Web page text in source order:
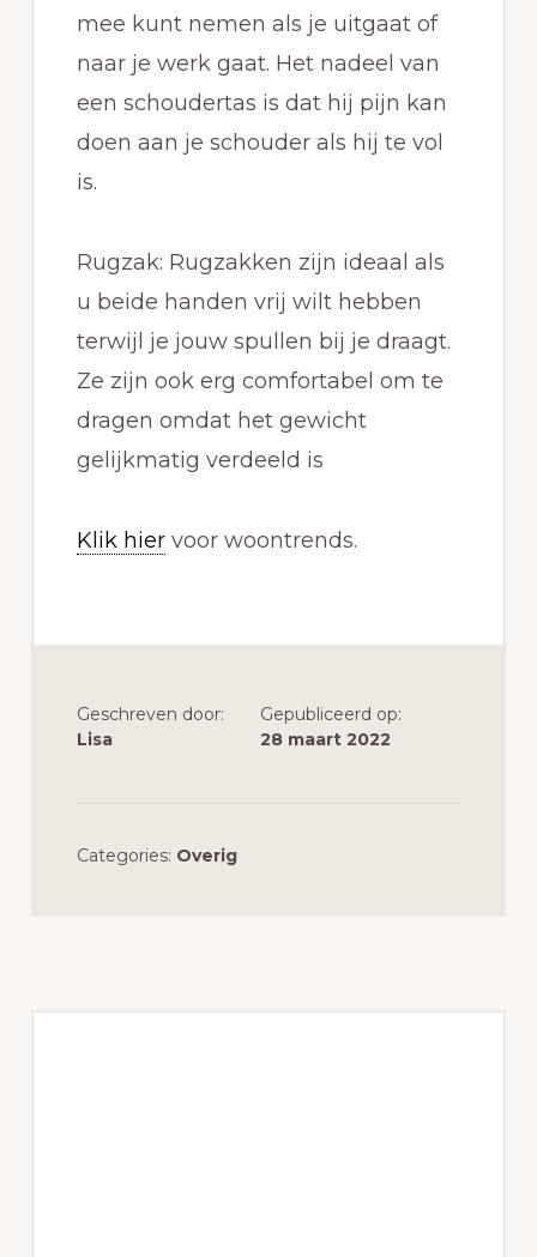
mee kunt nemen als je uitgaat of
naar je werk gaat. Het nadeel van
een schoudertas is dat hij pijn kan
doen aan je schouder als hij te vol
is.
Rugzak: Rugzakken zijn ideaal als
u beide handen vrij wilt hebben
terwijl je jouw spullen bij je draagt.
Ze zijn ook erg comfortabel om te
dragen omdat het gewicht
gelijkmatig verdeeld is
Klik hiervoor woontrends.
Geschreven door:
Lisa
Gepubliceerd op:
28 maart 2022
Categories: Overig